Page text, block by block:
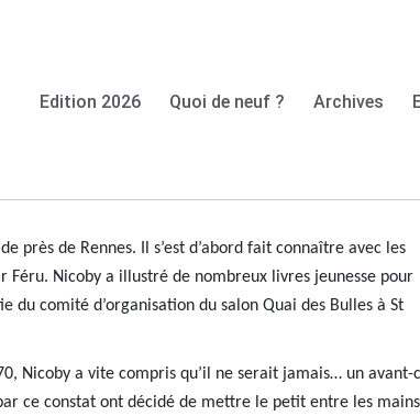
Edition 2026 Quoi de neuf ? Archives
près de Rennes. Il s’est d’abord fait connaître avec les
Féru. Nicoby a illustré de nombreux livres jeunesse pour
du comité d’organisation du salon Quai des Bulles à St
Nicoby a vite compris qu’il ne serait jamais… un avant-
ce constat ont décidé de mettre le petit entre les